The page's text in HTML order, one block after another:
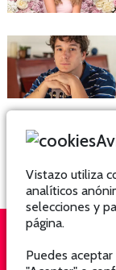
QUIÉNES SOMOS
Vistazo utiliza
analíticos
selecciones y
página.
Puedes